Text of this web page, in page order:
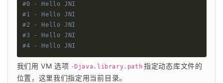
#0 - Hello JNI
#1 - Hello JNI
#2 - Hello JNI
#3 - Hello JNI
#4 - Hello JNI
我们用 VM 选项 -Djava.library.path 指定动态库文件的
位置，这里我们指定用当前目录。